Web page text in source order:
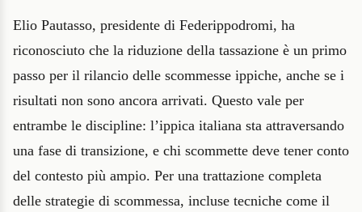
Elio Pautasso, presidente di Federippodromi, ha
riconosciuto che la riduzione della tassazione è un primo
passo per il rilancio delle scommesse ippiche, anche se i
risultati non sono ancora arrivati. Questo vale per
entrambe le discipline: l’ippica italiana sta attraversando
una fase di transizione, e chi scommette deve tener conto
del contesto più ampio. Per una trattazione completa
delle strategie di scommessa, incluse tecniche come il